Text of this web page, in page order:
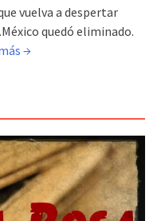
vuelva a despertar
quedó eliminado.
→